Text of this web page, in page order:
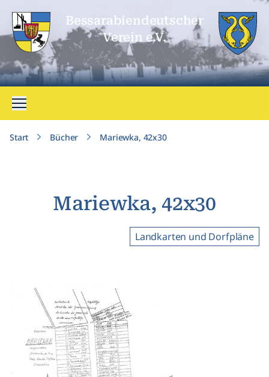
Bessarabien­deutscher
Verein e.V.
Menü öffnen
Start Bücher Mariewka, 42x30
Mariewka, 42x30
Landkarten und Dorfpläne